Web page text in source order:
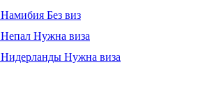
Намибия Без виз
Непал Нужна виза
Нидерланды Нужна виза